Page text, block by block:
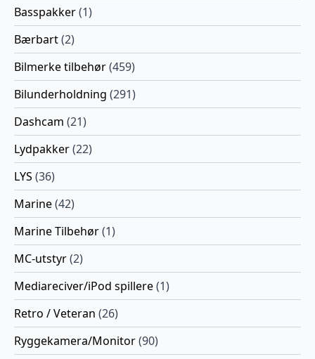
Basspakker(1)
Bærbart(2)
Bilmerke tilbehør(459)
Bilunderholdning (291)
Dashcam (21)
Lydpakker(22)
LYS (36)
Marine(42)
Marine Tilbehør(1)
MC-utstyr(2)
Mediareciver/iPod spillere(1)
Retro / Veteran (26)
Ryggekamera/Monitor(90)